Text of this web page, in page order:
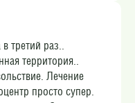
третий раз..
территория..
Лечение
просто супер.